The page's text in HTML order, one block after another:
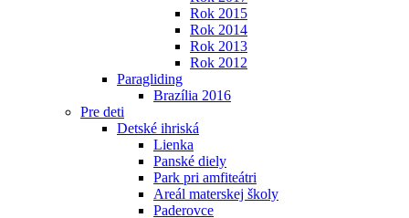
Rok 2015
Rok 2014
Rok 2013
Rok 2012
Paragliding
Brazília 2016
Pre deti
Detské ihriská
Lienka
Panské diely
Park pri amfiteátri
Areál materskej školy
Paderovce